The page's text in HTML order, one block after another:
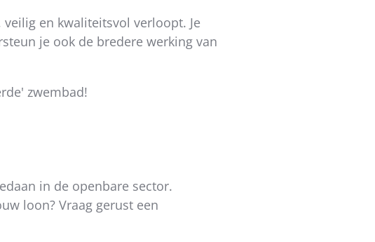
en kwaliteitsvol verloopt. Je
je ook de bredere werking van
zwembad!
in de openbare sector.
loon? Vraag gerust een